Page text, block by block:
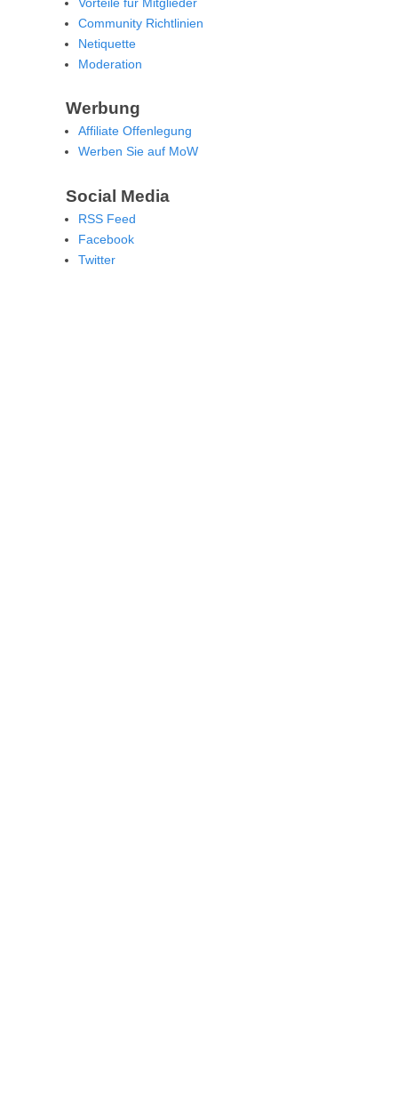
Community Richtlinien
Netiquette
Moderation
Werbung
Affiliate Offenlegung
Werben Sie auf MoW
Social Media
RSS Feed
Facebook
Twitter